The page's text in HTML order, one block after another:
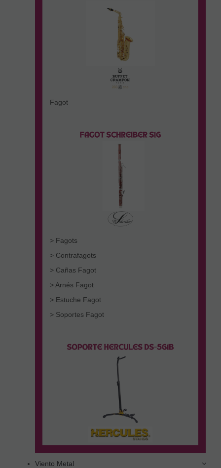
Fagot
> Fagots
> Contrafagots
> Cañas Fagot
> Arnés Fagot
> Estuche Fagot
> Soportes Fagot
Viento Metal